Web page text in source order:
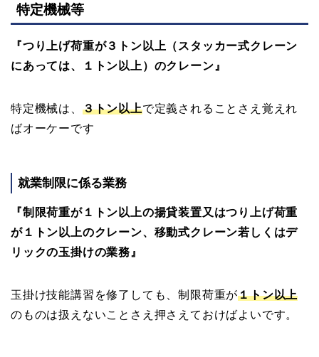
特定機械等
『つり上げ荷重が３トン以上（スタッカー式クレーン
にあっては、１トン以上）のクレーン』
特定機械は、 ３トン以上で定義されることさえ覚えれ
ばオーケーです
就業制限に係る業務
『制限荷重が１トン以上の揚貸装置又はつり上げ荷重
が１トン以上のクレーン、移動式クレーン若しくはデ
リックの玉掛けの業務』
玉掛け技能講習を修了しても、制限荷重が１トン以上
のものは扱えないことさえ押さえておけばよいです。